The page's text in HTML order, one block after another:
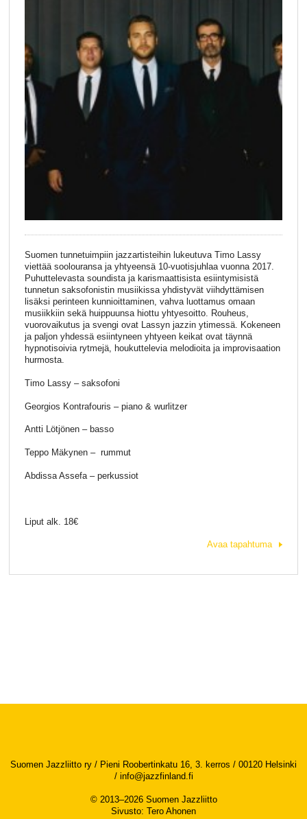
Suomen tunnetuimpiin jazzartisteihin lukeutuva Timo Lassy
viettää soolouransa ja yhtyeensä 10-vuotisjuhlaa vuonna 2017.
Puhuttelevasta soundista ja karismaattisista esiintymisistä
tunnetun saksofonistin musiikissa yhdistyvät viihdyttämisen
lisäksi perinteen kunnioittaminen, vahva luottamus omaan
musiikkiin sekä huippuunsa hiottu yhtyesoitto. Rouheus,
vuorovaikutus ja svengi ovat Lassyn jazzin ytimessä. Kokeneen
ja paljon yhdessä esiintyneen yhtyeen keikat ovat täynnä
hypnotisoivia rytmejä, houkuttelevia melodioita ja improvisaation
hurmosta.
Timo Lassy – saksofoni
Georgios Kontrafouris – piano & wurlitzer
Antti Lötjönen – basso
Teppo Mäkynen – rummut
Abdissa Assefa – perkussiot
Liput alk. 18€
Avaa tapahtuma
Suomen Jazzliitto ry / Pieni Roobertinkatu 16, 3. kerros / 00120 Helsinki
/ info@jazzfinland.fi
© 2013–2026 Suomen Jazzliitto
Sivusto: Tero Ahonen